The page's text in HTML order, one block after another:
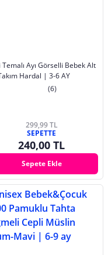
Temalı Ayı Görselli Bebek Alt
Hardal | 3-6 AY
(6)
299,99 TL
SEPETTE
240,00 TL
Sepete Ekle